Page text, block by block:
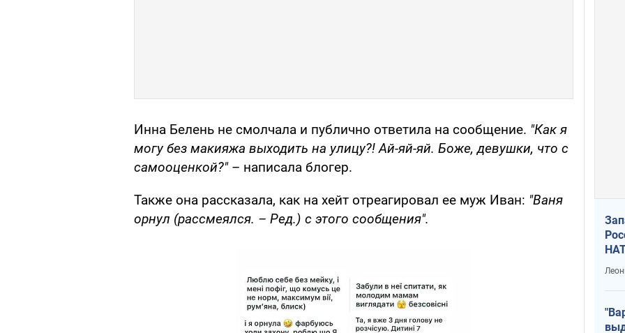
Инна Белень не смолчала и публично ответила на сообщение. "Как я
могу без макияжа выходить на улицу?! Ай-яй-яй. Боже, девушки, что с
самооценкой?"– написала блогер.
Также она рассказала, как на хейт отреагировал ее муж Иван: "Ваня
орнул (рассмеялся. – Ред.) с этого сообщения".